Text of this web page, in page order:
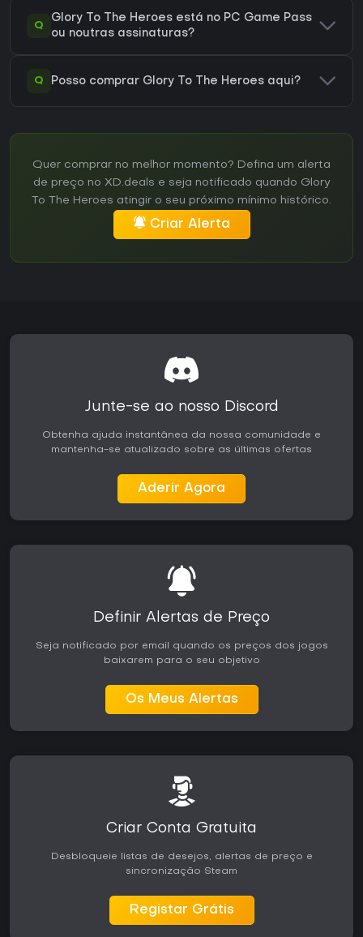
Q
Glory To The Heroes está no PC Game Pass
ou noutras assinaturas?
Q Posso comprar Glory To The Heroes aqui?
Quer comprar no melhor momento? Defina um alerta
de preço no XD.deals e seja notificado quando Glory
To The Heroes atingir o seu próximo mínimo histórico.
Criar Alerta
Junte-se ao nosso Discord
Obtenha ajuda instantânea da nossa comunidade e
mantenha-se atualizado sobre as últimas ofertas
Aderir Agora
Definir Alertas de Preço
Seja notificado por email quando os preços dos jogos
baixarem para o seu objetivo
Os Meus Alertas
Criar Conta Gratuita
Desbloqueie listas de desejos, alertas de preço e
sincronização Steam
Registar Grátis